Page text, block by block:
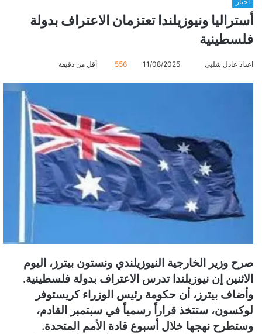
أستراليا ونيوزيلندا تعتزمان الاعتراف بدولة
فلسطينية
اعداد عادل شلبي
ر
د
ا
إ
ل
ك
ر
و
ن
11/08/2025
556 أقل من دقيقة
صرح وزير الخارجية النيوزيلندي ونستون بيترز، اليوم
الاثنين إن نيوزيلندا تدرس الاعتراف بدولة فلسطينية.
وأضاف بيترز، أن حكومة رئيس الوزراء كريستوفر
لوكسون، ستتخذ قراراً رسمياً في سبتمبر القادم،
وستطرح نهجها خلال أسبوع قادة الأمم المتحدة.